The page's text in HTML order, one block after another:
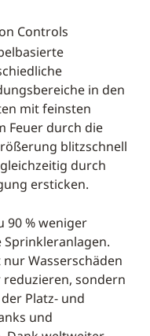
Controls
in den
mit feinsten
Feuer durch die
blitzschnell
durch
ersticken.
90 % weniger
Wasserschäden
sondern
Platz- und
und